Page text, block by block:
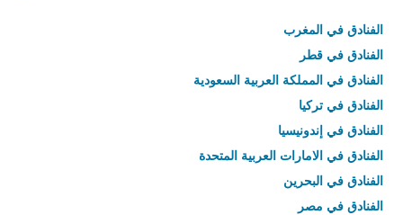
الفنادق في المغرب
الفنادق في قطر
الفنادق في المملكة العربية السعودية
الفنادق في تركيا
الفنادق في إندونيسيا
الفنادق في الامارات العربية المتحدة
الفنادق في البحرين
الفنادق في مصر